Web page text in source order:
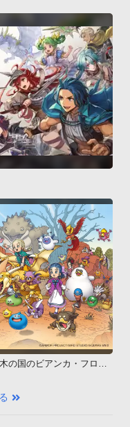
の国のビアンカ・フロー